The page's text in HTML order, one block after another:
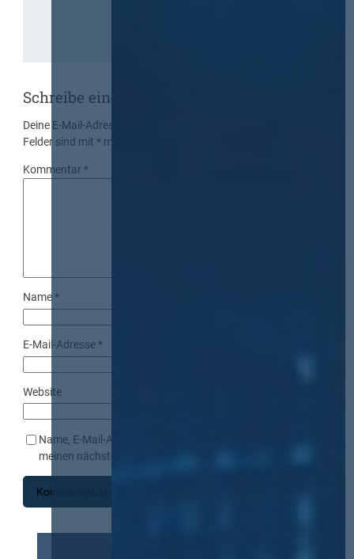
Schreibe einen Kommentar
Deine E-Mail-Adresse wird nicht veröffentlicht.
Felder sind mit* markiert
Kommentar*
Name*
E-Mail-Adresse*
Website
Name, E-Mail-Adresse und Website in diesem Browser für
meinen nächsten Kommentar speichern.